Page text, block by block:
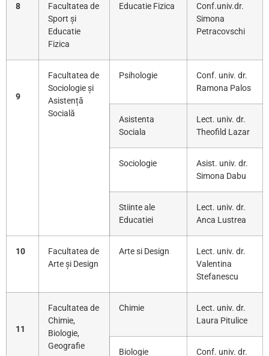
8
Facultatea de
Sport și
Educatie
Fizica
Educatie Fizica
Conf.univ.dr.
Simona
Petracovschi
9
Facultatea de
Sociologie și
Asistență
Socială
Psihologie
Conf. univ. dr.
Ramona Palos
Asistenta
Sociala
Lect. univ. dr.
Theofild Lazar
Sociologie
Asist. univ. dr.
Simona Dabu
Stiinte ale
Educatiei
Lect. univ. dr.
Anca Lustrea
10
Facultatea de
Arte și Design
Arte si Design
Lect. univ. dr.
Valentina
Stefanescu
11
Facultatea de
Chimie,
Biologie,
Geografie
Chimie
Lect. univ. dr.
Laura Pitulice
Biologie
Conf. univ. dr.